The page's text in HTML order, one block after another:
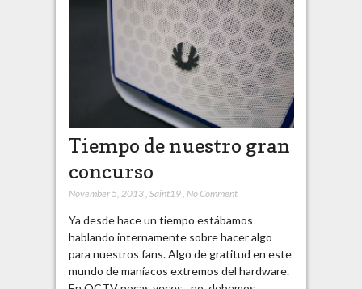
Tiempo de nuestro gran
concurso
November 5, 2013, Saint19, No Comment
Ya desde hace un tiempo estábamos
hablando internamente sobre hacer algo
para nuestros fans. Algo de gratitud en este
mundo de maníacos extremos del hardware.